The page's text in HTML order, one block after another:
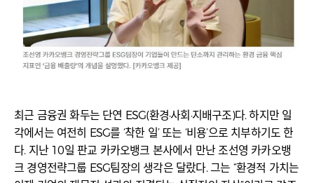
최근 금융권 화두는 단연 ESG(환경·사회·지배구조)다. 하지만 일
각에서는 여전히 ESG를 ‘착한 일’ 또는 ‘비용’으로 치부하기도 한
다. 지난 10일 판교 카카오뱅크 본사에서 만난 조선영 카카오뱅
크 경영전략그룹 ESG팀장의 생각은 달랐다. 그는 “환경적 가치는